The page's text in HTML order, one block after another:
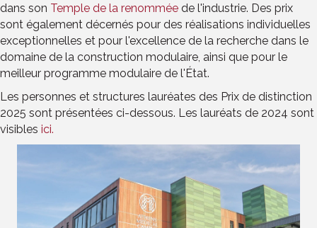
dans son Temple de la renommée de l'industrie. Des prix
sont également décernés pour des réalisations individuelles
exceptionnelles et pour l'excellence de la recherche dans le
domaine de la construction modulaire, ainsi que pour le
meilleur programme modulaire de l'État.
Les personnes et structures lauréates des Prix de distinction
2025 sont présentées ci-dessous. Les lauréats de 2024 sont
visibles ici.